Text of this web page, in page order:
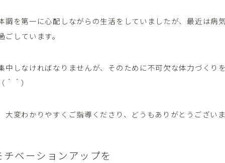
調を第一に心配しながらの生活をしていましたが、最近は病
しています。
中しなければなりませんが、そのために不可欠な体力づくり
＾）
大変わかりやすくご指導くださり、どうもありがとうござい
ベーションアップを